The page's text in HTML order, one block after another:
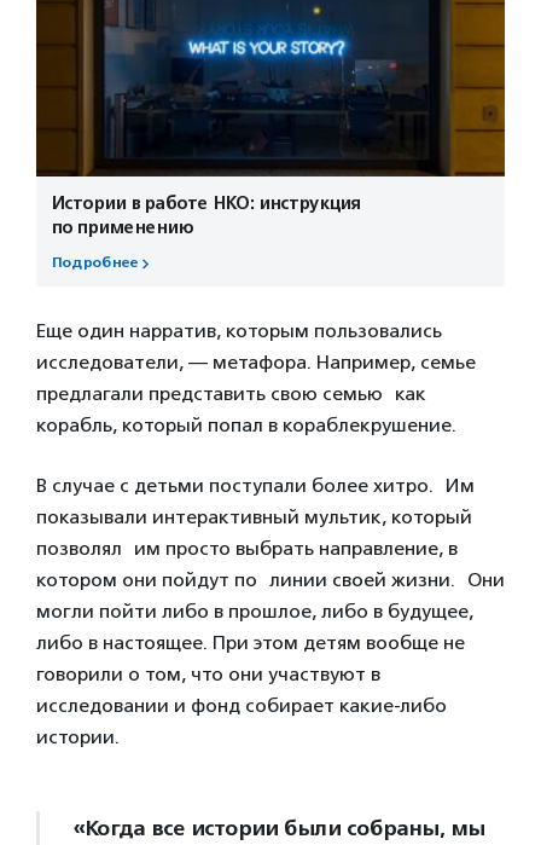
Истории в работе НКО: инструкция
по применению
Подробнее
Еще один нарратив, которым пользовались
исследователи, — метафора. Например, семье
предлагали представить свою семью как
корабль, который попал в кораблекрушение.
В случае с детьми поступали более хитро. Им
показывали интерактивный мультик, который
позволял им просто выбрать направление, в
котором они пойдут по линии своей жизни. Они
могли пойти либо в прошлое, либо в будущее,
либо в настоящее. При этом детям вообще не
говорили о том, что они участвуют в
исследовании и фонд собирает какие-либо
истории.
«Когда все истории были собраны, мы